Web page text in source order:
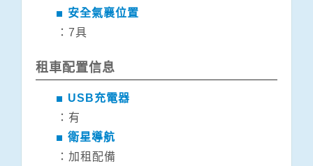
安全氣襄位置
：7具
租車配置信息
USB充電器
：有
衛星導航
：加租配備